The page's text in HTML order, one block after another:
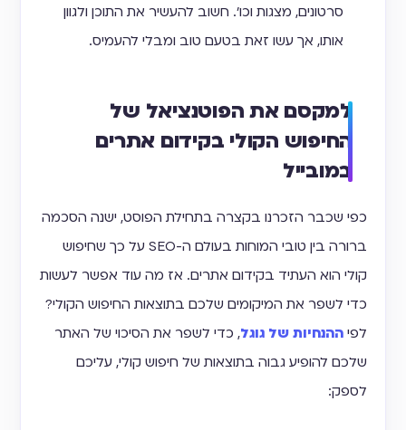
סרטונים, מצגות וכו׳. חשוב להעשיר את התוכן ולגוון
אותו, אך עשו זאת בטעם טוב ומבלי להעמיס.
למקסם את הפוטנציאל של
החיפוש הקולי בקידום אתרים
במובייל
כפי שכבר הזכרנו בקצרה בתחילת הפוסט, ישנה הסכמה
ברורה בין טובי המוחות בעולם ה-SEO על כך שחיפוש
קולי הוא העתיד בקידום אתרים. אז מה עוד אפשר לעשות
כדי לשפר את המיקומים שלכם בתוצאות החיפוש הקולי?
לפי ההנחיות של גוגל, כדי לשפר את הסיכוי של האתר
שלכם להופיע גבוה בתוצאות של חיפוש קולי, עליכם
לספק: